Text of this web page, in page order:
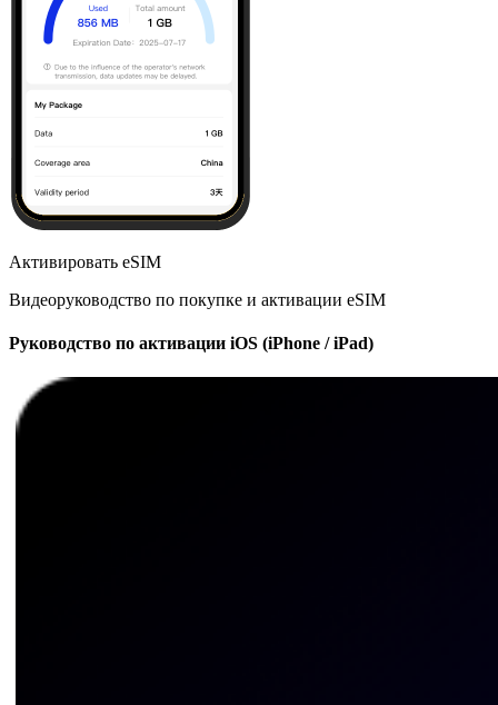
Активировать eSIM
Видеоруководство по покупке и активации eSIM
Руководство по активации iOS (iPhone / iPad)